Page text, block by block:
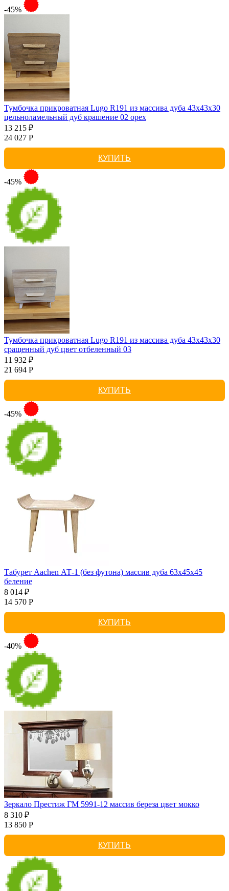
-45%
Тумбочка прикроватная Lugo R191 из массива дуба 43х43х30
цельноламельный дуб крашение 02 орех
13 215 ₽
24 027 Р
КУПИТЬ
-45%
Тумбочка прикроватная Lugo R191 из массива дуба 43х43х30
сращенный дуб цвет отбеленный 03
11 932 ₽
21 694 Р
КУПИТЬ
-45%
Табурет Aachen АТ-1 (без футона) массив дуба 63х45х45
беление
8 014 ₽
14 570 Р
КУПИТЬ
-40%
Зеркало Престиж ГМ 5991-12 массив береза цвет мокко
8 310 ₽
13 850 Р
КУПИТЬ